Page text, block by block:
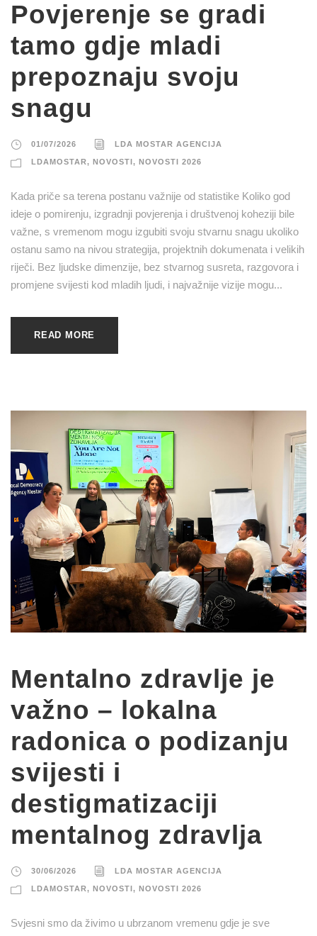
Povjerenje se gradi
tamo gdje mladi
prepoznaju svoju
snagu
01/07/2026 LDA MOSTAR AGENCIJA
LDAMOSTAR, NOVOSTI, NOVOSTI 2026
Kada priče sa terena postanu važnije od statistike Koliko god
ideje o pomirenju, izgradnji povjerenja i društvenoj koheziji bile
važne, s vremenom mogu izgubiti svoju stvarnu snagu ukoliko
ostanu samo na nivou strategija, projektnih dokumenata i velikih
riječi. Bez ljudske dimenzije, bez stvarnog susreta, razgovora i
promjene svijesti kod mladih ljudi, i najvažnije vizije mogu...
READ MORE
Mentalno zdravlje je
važno – lokalna
radonica o podizanju
svijesti i
destigmatizaciji
mentalnog zdravlja
30/06/2026 LDA MOSTAR AGENCIJA
LDAMOSTAR, NOVOSTI, NOVOSTI 2026
Svjesni smo da živimo u ubrzanom vremenu gdje je sve